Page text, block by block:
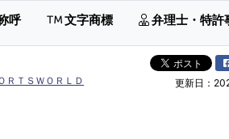
呼 文字商標 弁理士・特許
ＲＴＳＷＯＲＬＤ
更新日：